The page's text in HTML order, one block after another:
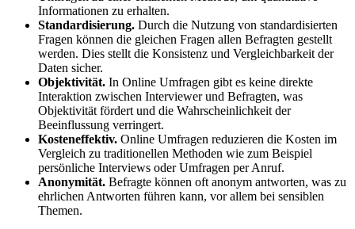
Informationen zu erhalten.
Standardisierung. Durch die Nutzung von standardisierten
Fragen können die gleichen Fragen allen Befragten gestellt
werden. Dies stellt die Konsistenz und Vergleichbarkeit der
Daten sicher.
Objektivität. In Online Umfragen gibt es keine direkte
Interaktion zwischen Interviewer und Befragten, was
Objektivität fördert und die Wahrscheinlichkeit der
Beeinflussung verringert.
Kosteneffektiv. Online Umfragen reduzieren die Kosten im
Vergleich zu traditionellen Methoden wie zum Beispiel
persönliche Interviews oder Umfragen per Anruf.
Anonymität. Befragte können oft anonym antworten, was zu
ehrlichen Antworten führen kann, vor allem bei sensiblen
Themen.